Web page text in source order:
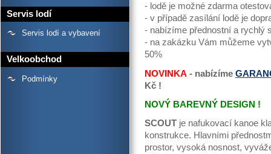
Servis lodí
Servis lodí a vybavení
Velkoobchod
Podmínky
- lodě je možné zdarma
- v případě zasílání lodě je
- nabízíme přednostní a rychlý
- na zakázku Vám můžeme
50%
NOVINKA - nabízíme
Kč !
NOVÝ BAREVNÝ DESIGN !
SCOUT je nafukovací kanoe
konstrukce. Hlavními
prostor, vysoká nosnost,